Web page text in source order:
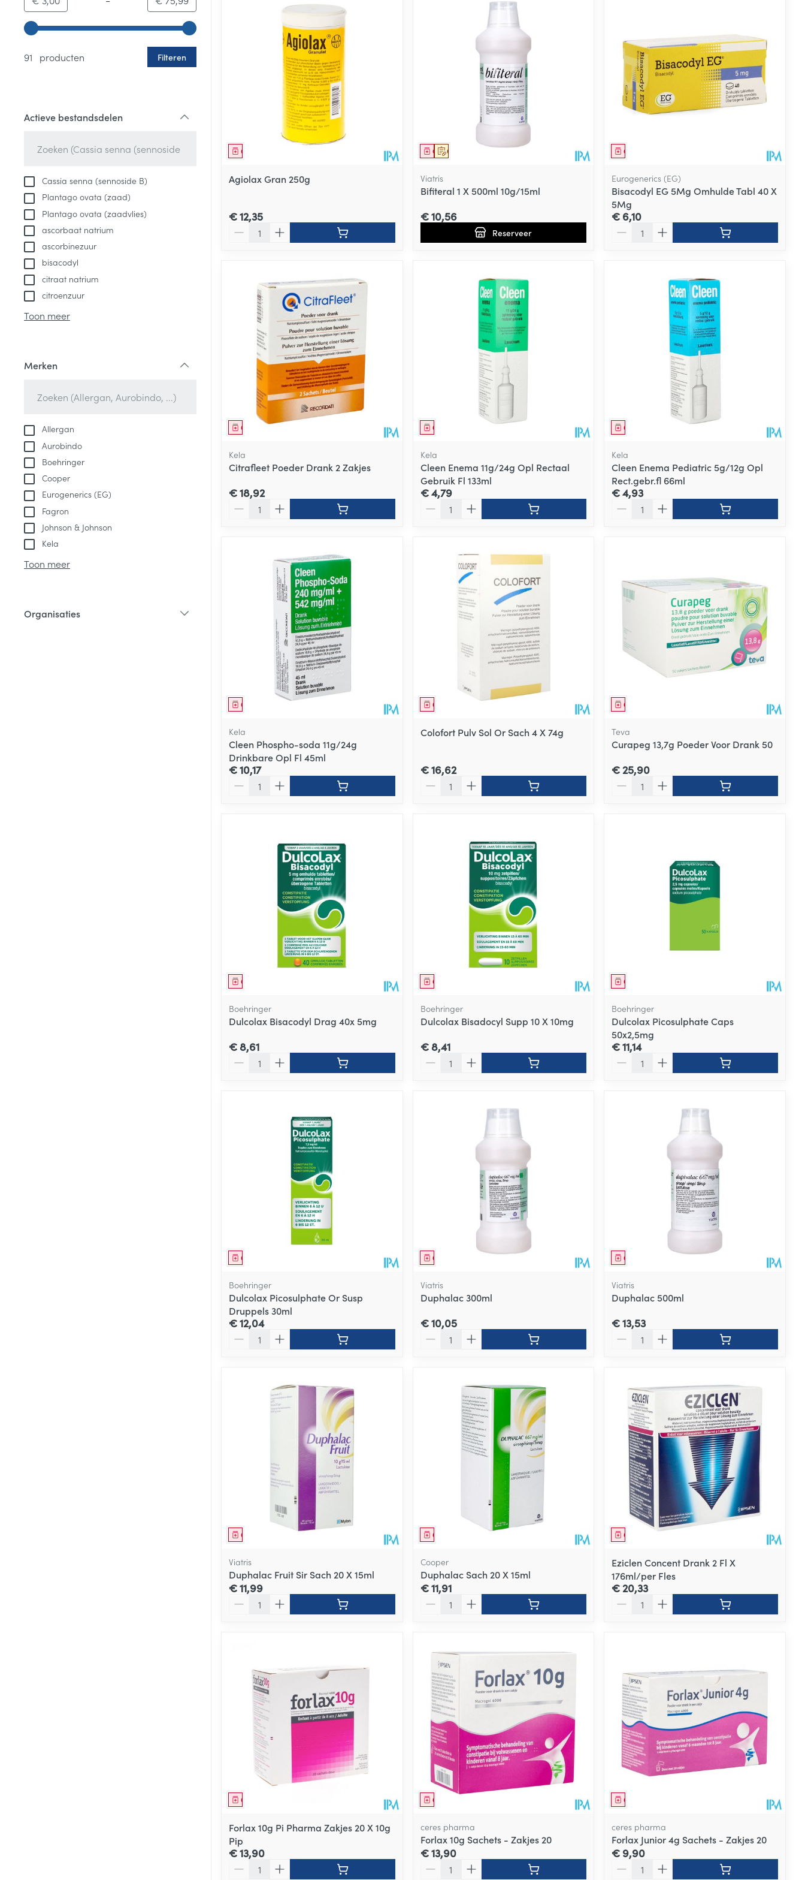
Gebruik de pijltjestoetsen links en rechts om de minimale en maximale prijswaarden aan te passen.
91 producten
Filteren
Actieve bestandsdelen
Cassia senna (sennoside B)
Plantago ovata (zaad)
Plantago ovata (zaadvlies)
ascorbaat natrium
ascorbinezuur
bisacodyl
citraat natrium
citroenzuur
Toon meer
Merken
Allergan
Aurobindo
Boehringer
Cooper
Eurogenerics (EG)
Fagron
Johnson & Johnson
Kela
Toon meer
Organisaties
Geneesmiddel
Agiolax Gran 250g
€ 12,35
Op voorschrift
Geneesmiddel
Viatris
Bifiteral 1 X 500ml 10g/15ml
€ 10,56
Reserveer
Geneesmiddel
Eurogenerics (EG)
Bisacodyl EG 5Mg Omhulde Tabl 40 X
5Mg
€ 6,10
Geneesmiddel
Kela
Citrafleet Poeder Drank 2 Zakjes
€ 18,92
Geneesmiddel
Kela
Cleen Enema 11g/24g Opl Rectaal
Gebruik Fl 133ml
€ 4,79
Geneesmiddel
Kela
Cleen Enema Pediatric 5g/12g Opl
Rect.gebr.fl 66ml
€ 4,93
Geneesmiddel
Kela
Cleen Phospho-soda 11g/24g
Drinkbare Opl Fl 45ml
€ 10,17
Geneesmiddel
Colofort Pulv Sol Or Sach 4 X 74g
€ 16,62
Geneesmiddel
Teva
Curapeg 13,7g Poeder Voor Drank 50
€ 25,90
Geneesmiddel
Boehringer
Dulcolax Bisacodyl Drag 40x 5mg
€ 8,61
Geneesmiddel
Boehringer
Dulcolax Bisadocyl Supp 10 X 10mg
€ 8,41
Geneesmiddel
Boehringer
Dulcolax Picosulphate Caps
50x2,5mg
€ 11,14
Geneesmiddel
Boehringer
Dulcolax Picosulphate Or Susp
Druppels 30ml
€ 12,04
Geneesmiddel
Viatris
Duphalac 300ml
€ 10,05
Geneesmiddel
Viatris
Duphalac 500ml
€ 13,53
Geneesmiddel
Viatris
Duphalac Fruit Sir Sach 20 X 15ml
€ 11,99
Geneesmiddel
Cooper
Duphalac Sach 20 X 15ml
€ 11,91
Geneesmiddel
Eziclen Concent Drank 2 Fl X
176ml/per Fles
€ 20,33
Geneesmiddel
Forlax 10g Pi Pharma Zakjes 20 X 10g
Pip
€ 13,90
Geneesmiddel
ceres pharma
Forlax 10g Sachets - Zakjes 20
€ 13,90
Geneesmiddel
ceres pharma
Forlax Junior 4g Sachets - Zakjes 20
€ 9,90